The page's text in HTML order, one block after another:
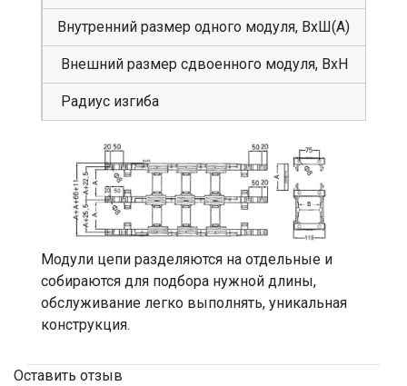
Внутренний размер одного модуля, ВхШ(А)
Внешний размер сдвоенного модуля, ВхН
Радиус изгиба
Модули цепи разделяются на отдельные и
собираются для подбора нужной длины,
обслуживание легко выполнять, уникальная
конструкция.
Оставить отзыв